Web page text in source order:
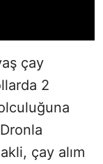
çay
2
çay alım